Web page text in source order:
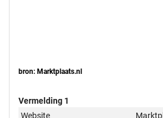
bron: Marktplaats.nl
Vermelding 1
Website